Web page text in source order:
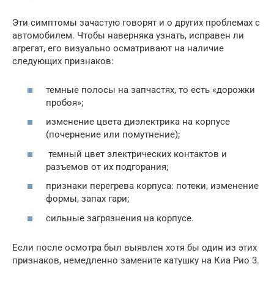
Эти симптомы зачастую говорят и о других проблемах с
автомобилем. Чтобы наверняка узнать, исправен ли
агрегат, его визуально осматривают на наличие
следующих признаков:
темные полосы на запчастях, то есть «дорожки
пробоя»;
изменение цвета диэлектрика на корпусе
(почернение или помутнение);
темный цвет электрических контактов и
разъемов от их подгорания;
признаки перегрева корпуса: потеки, изменение
формы, запах гари;
сильные загрязнения на корпусе.
Если после осмотра был выявлен хотя бы один из этих
признаков, немедленно замените катушку на Киа Рио 3.